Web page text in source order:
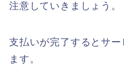
注意していきましょう。
支払いが完了するとサ
ます。